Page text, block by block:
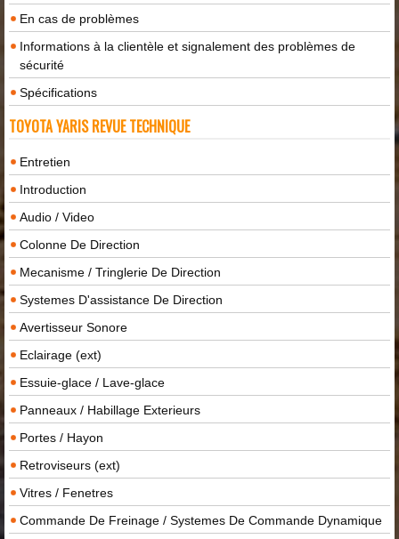
En cas de problèmes
Informations à la clientèle et signalement des problèmes de
sécurité
Spécifications
TOYOTA YARIS REVUE TECHNIQUE
Entretien
Introduction
Audio / Video
Colonne De Direction
Mecanisme / Tringlerie De Direction
Systemes D'assistance De Direction
Avertisseur Sonore
Eclairage (ext)
Essuie-glace / Lave-glace
Panneaux / Habillage Exterieurs
Portes / Hayon
Retroviseurs (ext)
Vitres / Fenetres
Commande De Freinage / Systemes De Commande Dynamique